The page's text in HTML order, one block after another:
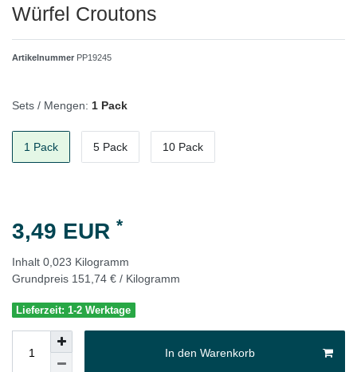
Würfel Croutons
Artikelnummer PP19245
Sets / Mengen: 1 Pack
1 Pack 5 Pack 10 Pack
3,49 EUR *
Inhalt 0,023 Kilogramm
Grundpreis 151,74 € / Kilogramm
Lieferzeit: 1-2 Werktage
In den Warenkorb